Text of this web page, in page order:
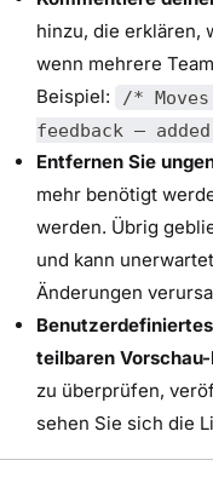
hinzu, die erklären,
wenn mehrere
Beispiel:
/*
feedback —
Entfernen Sie
mehr benötigt
werden. Übrig
und kann
Änderungen
teilbaren
zu überprüfen,
sehen Sie sich die